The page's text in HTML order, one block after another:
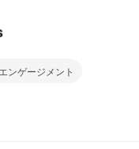
エンゲージメント